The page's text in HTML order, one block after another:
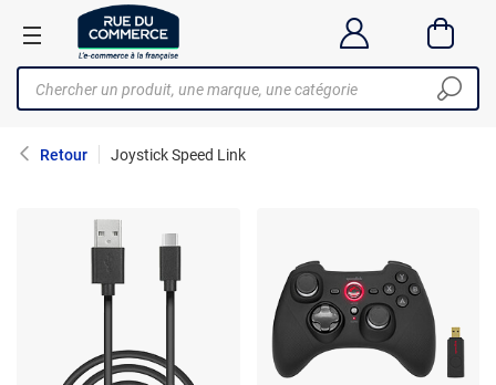
Retour Joystick Speed Link